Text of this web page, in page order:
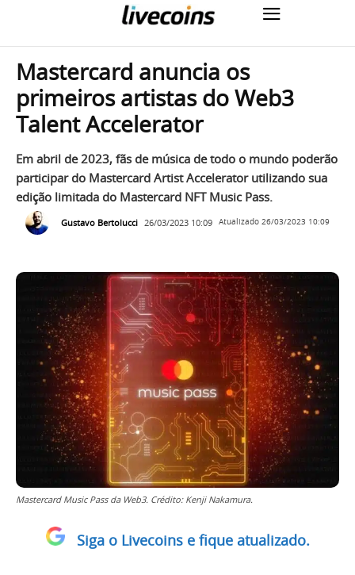
Mastercard anuncia os
primeiros artistas do Web3
Talent Accelerator
Em abril de 2023, fãs de música de todo o mundo poderão
participar do Mastercard Artist Accelerator utilizando sua
edição limitada do Mastercard NFT Music Pass.
Gustavo Bertolucci 26/03/2023 10:09 Atualizado 26/03/2023 10:09
Mastercard Music Pass da Web3. Crédito: Kenji Nakamura.
Siga o Livecoins e fique atualizado.